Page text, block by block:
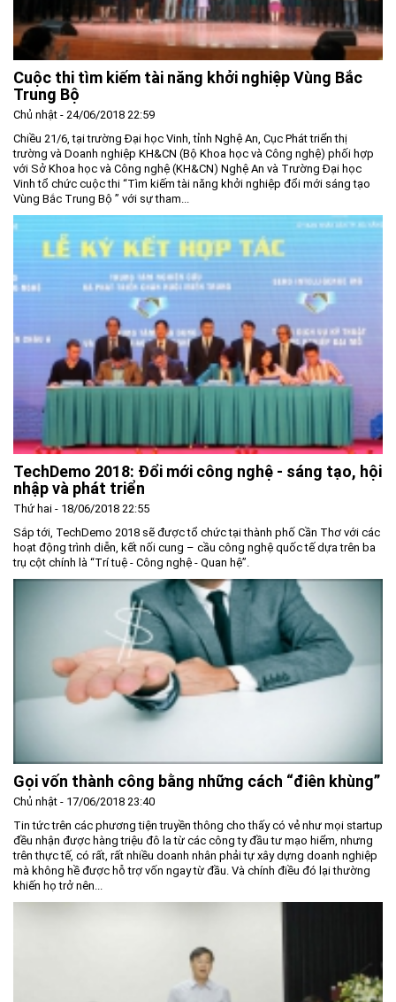
Cuộc thi tìm kiếm tài năng khởi nghiệp Vùng Bắc
Trung Bộ
Chủ nhật - 24/06/2018 22:59
Chiều 21/6, tại trường Đại học Vinh, tỉnh Nghệ An, Cục Phát triển thị
trường và Doanh nghiệp KH&CN (Bộ Khoa học và Công nghệ) phối hợp
với Sở Khoa học và Công nghệ (KH&CN) Nghệ An và Trường Đại học
Vinh tổ chức cuộc thi “Tìm kiếm tài năng khởi nghiệp đổi mới sáng tạo
Vùng Bắc Trung Bộ ” với sự tham...
TechDemo 2018: Đổi mới công nghệ - sáng tạo, hội
nhập và phát triển
Thứ hai - 18/06/2018 22:55
Sắp tới, TechDemo 2018 sẽ được tổ chức tại thành phố Cần Thơ với các
hoạt động trình diễn, kết nối cung – cầu công nghệ quốc tế dựa trên ba
trụ cột chính là “Trí tuệ - Công nghệ - Quan hệ”.
Gọi vốn thành công bằng những cách “điên khùng”
Chủ nhật - 17/06/2018 23:40
Tin tức trên các phương tiện truyền thông cho thấy có vẻ như mọi startup
đều nhận được hàng triệu đô la từ các công ty đầu tư mạo hiểm, nhưng
trên thực tế, có rất, rất nhiều doanh nhân phải tự xây dựng doanh nghiệp
mà không hề được hỗ trợ vốn ngay từ đầu. Và chính điều đó lại thường
khiến họ trở nên...